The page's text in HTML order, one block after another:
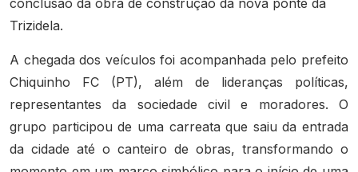
conclusão da obra de construção da nova ponte da
Trizidela.
A chegada dos veículos foi acompanhada pelo prefeito
Chiquinho FC (PT), além de lideranças políticas,
representantes da sociedade civil e moradores. O
grupo participou de uma carreata que saiu da entrada
da cidade até o canteiro de obras, transformando o